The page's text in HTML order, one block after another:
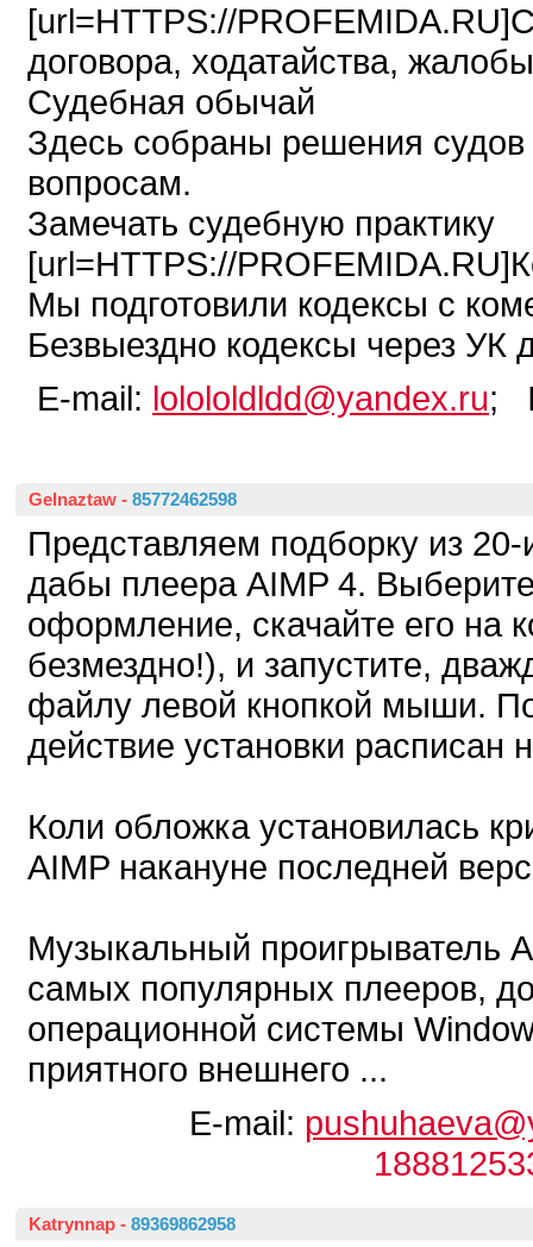
[url=HTTPS://
договора, ходатайства,
Судебная обычай
Здесь собраны решения
вопросам.
Замечать судебную практику
[url=HTTPS://
Мы подготовили кодексы с
Безвыездно кодексы через УК
E-mail: lolololdldd@yandex.ru;
Gelnaztaw - 85772462598
Представляем подборку из 20-
дабы плеера AIMP 4.
оформление, скачайте его на
безмездно!), и запустите,
файлу левой кнопкой мыши.
действие установки расписан
Коли обложка установилась
AIMP накануне последней
Музыкальный проигрыватель
самых популярных плееров,
операционной системы
приятного внешнего ...
E-mail:
Katrynnap - 89369862958